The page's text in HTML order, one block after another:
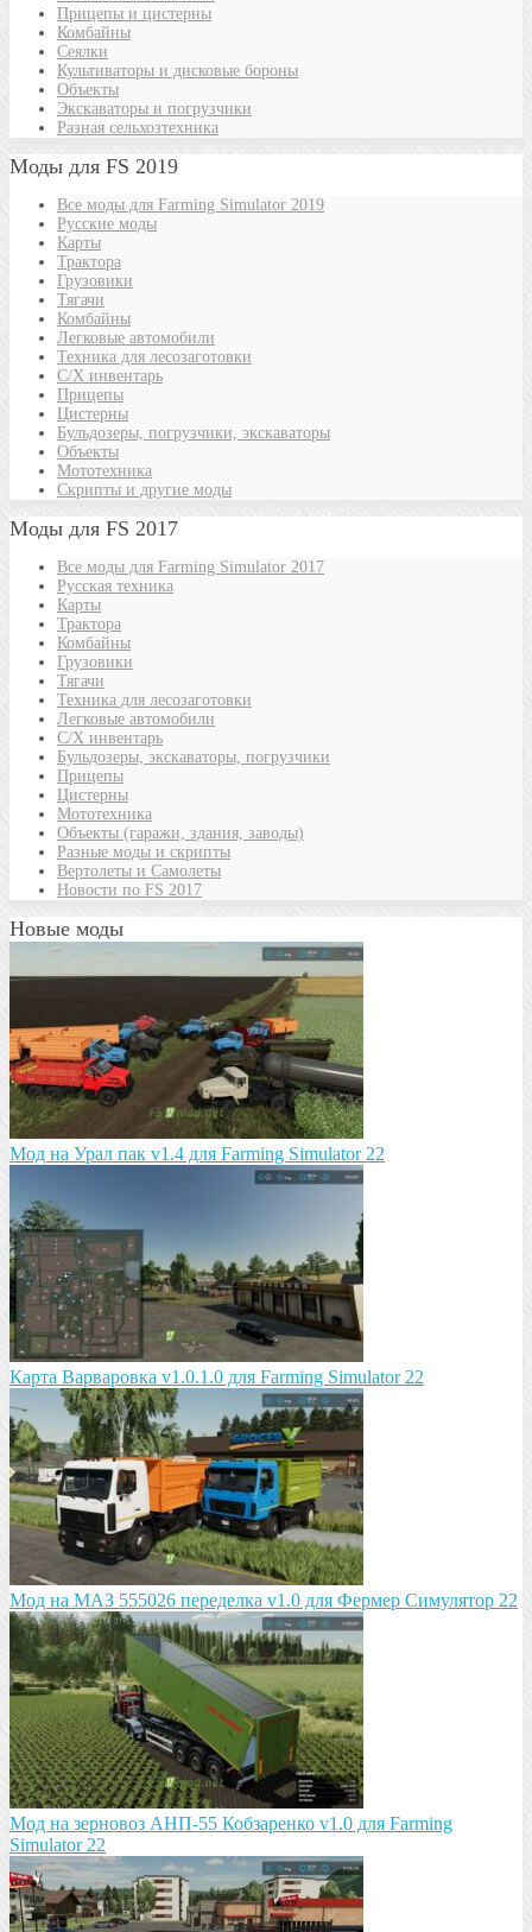
Прицепы и цистерны
Комбайны
Сеялки
Культиваторы и дисковые бороны
Объекты
Экскаваторы и погрузчики
Разная сельхозтехника
Моды для FS 2019
Все моды для Farming Simulator 2019
Русские моды
Карты
Трактора
Грузовики
Тягачи
Комбайны
Легковые автомобили
Техника для лесозаготовки
С/Х инвентарь
Прицепы
Цистерны
Бульдозеры, погрузчики, экскаваторы
Объекты
Мототехника
Скрипты и другие моды
Моды для FS 2017
Все моды для Farming Simulator 2017
Русская техника
Карты
Трактора
Комбайны
Грузовики
Тягачи
Техника для лесозаготовки
Легковые автомобили
С/Х инвентарь
Бульдозеры, экскаваторы, погрузчики
Прицепы
Цистерны
Мототехника
Объекты (гаражи, здания, заводы)
Разные моды и скрипты
Вертолеты и Самолеты
Новости по FS 2017
Новые моды
Мод на Урал пак v1.4 для Farming Simulator 22
Карта Варваровка v1.0.1.0 для Farming Simulator 22
Мод на МАЗ 555026 пeрeдeлка v1.0 для Фермер Симулятор 22
Мод на зeрновоз АНП-55 Кобзарeнко v1.0 для Farming
Simulator 22